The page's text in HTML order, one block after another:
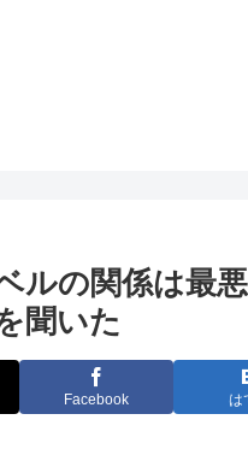
ルの関係は最
聞いた
Facebook は